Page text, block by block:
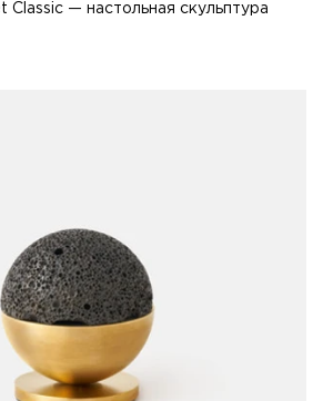
Classic — настольная скульптура